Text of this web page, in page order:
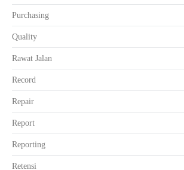
Purchasing
Quality
Rawat Jalan
Record
Repair
Report
Reporting
Retensi